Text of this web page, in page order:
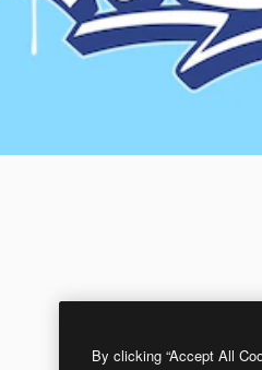
By clicking “Accept All